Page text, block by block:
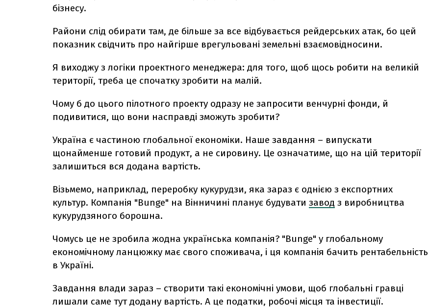
бізнесу.
Райони слід обирати там, де більше за все відбувається рейдерських атак, бо цей
показник свідчить про найгірше врегульовані земельні взаємовідносини.
Я виходжу з логіки проектного менеджера: для того, щоб щось робити на великій
території, треба це спочатку зробити на малій.
Чому б до цього пілотного проекту одразу не запросити венчурні фонди, й
подивитися, що вони насправді зможуть зробити?
Україна є частиною глобальної економіки. Наше завдання – випускати
щонайменше готовий продукт, а не сировину. Це означатиме, що на цій території
залишиться вся додана вартість.
Візьмемо, наприклад, переробку кукурудзи, яка зараз є однією з експортних
культур. Компанія "Bunge" на Вінничині планує будувати завод з виробництва
кукурудзяного борошна.
Чомусь це не зробила жодна українська компанія? "Bunge" у глобальному
економічному ланцюжку має свого споживача, і ця компанія бачить рентабельність
в Україні.
Завдання влади зараз – створити такі економічні умови, щоб глобальні гравці
лишали саме тут додану вартість. А це податки, робочі місця та інвестиції.